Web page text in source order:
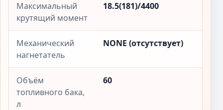
Максимальный
крутящий момент
18.5(181)/4400
Механический
нагнетатель
NONE (отсутствует)
Объём
топливного бака,
л
60